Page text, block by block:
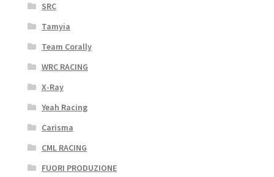
SRC
Tamyia
Team Corally
WRC RACING
X-Ray
Yeah Racing
Carisma
CML RACING
FUORI PRODUZIONE